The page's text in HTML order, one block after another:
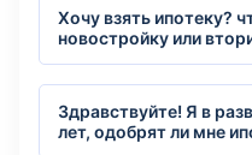
Хочу взять ипотеку?
новостройку или
Здравствуйте! Я в
лет, одобрят ли мне